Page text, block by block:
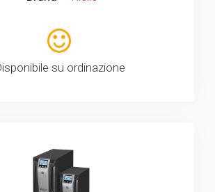
su ordinazione